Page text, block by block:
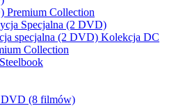
Premium Collection
Specjalna (2 DVD)
specjalna (2 DVD) Kolekcja DC
Collection
(8 filmów)